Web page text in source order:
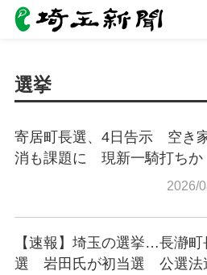
選挙
寄居町長選、4日告示 空き
消も課題に 現新一騎打ちか
2026/
【速報】埼玉の選挙…長瀞町
選 岩田氏が初当選 公選法